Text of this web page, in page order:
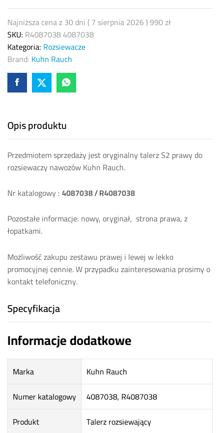
R4087038
org
quantity
Najniższa cena z 30 dni (7 sierpnia 2026)990zł
SKU: R4087038 4087038
Kategoria: Rozsiewacze
Brand: Kuhn Rauch
Opis produktu
Przedmiotem sprzedaży jest oryginalny talerz S2 prawy do
rozsiewaczy nawozów Kuhn Rauch.
Nr katalogowy :4087038 / R4087038
Pozostałe informacje: nowy, oryginał, strona prawa, z
łopatkami.
Możliwość zakupu zestawu prawej i lewej w lekko
promocyjnej cennie. W przypadku zainteresowania prosimy o
kontakt telefoniczny.
Specyfikacja
Informacje dodatkowe
Marka
Kuhn Rauch
Numer katalogowy
4087038, R4087038
Produkt
Talerz rozsiewający